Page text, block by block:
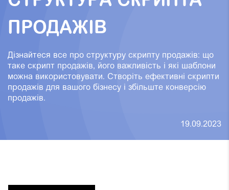
19.09.2023
ПРОДАЖІВ
Дізнайтеся все про структуру скрипту продажів: що
таке скрипт продажів, його важливість і які шаблони
можна використовувати. Створіть ефективні скрипти
продажів для вашого бізнесу і збільште конверсію
продажів.